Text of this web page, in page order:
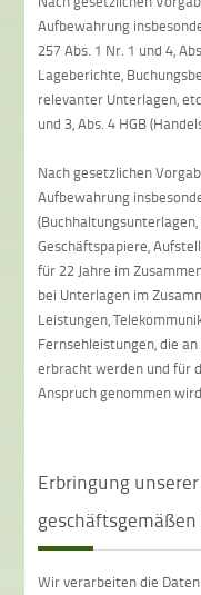
Aufbewahrung
257 Abs. 1 Nr. 1 und 4,
Lageberichte,
relevanter Unterlagen,
und 3, Abs. 4 HGB
Nach gesetzlichen
Aufbewahrung
Geschäftspapiere,
für 22 Jahre im
bei Unterlagen im
Leistungen,
Fernsehleistungen, die
erbracht werden und für
Anspruch genommen
Erbringung
Wir verarbeiten die